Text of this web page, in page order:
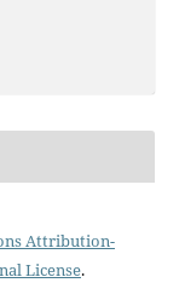
Attribution-
License.